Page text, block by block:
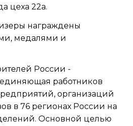
цеха 22a.
награждены
медалями и
России -
работников
организаций
в 76 регионах России на
Основной целью